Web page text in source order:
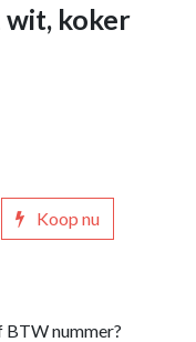
wit, koker
Koop nu
BTW nummer?